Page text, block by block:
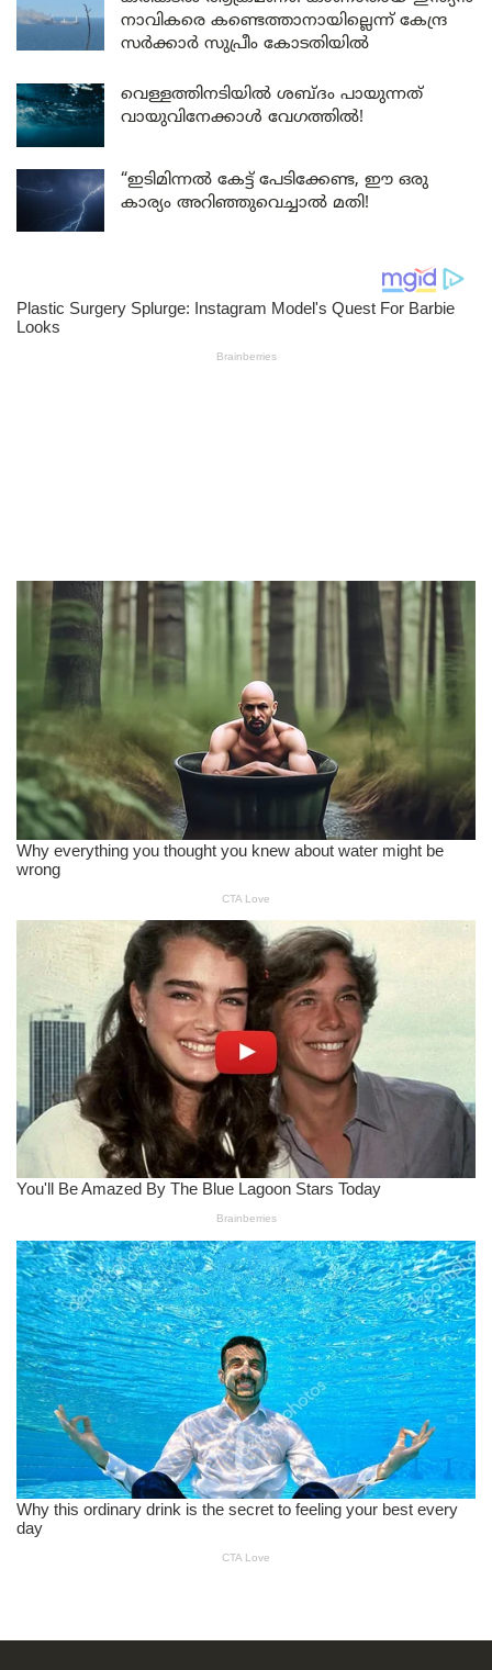
നാവികരെ കണ്ടെത്താനായില്ലെന്ന് കേന്ദ്ര
സർക്കാർ സുപ്രീം കോടതിയിൽ
വെള്ളത്തിനടിയിൽ ശബ്ദം പായുന്നത്
വായുവിനേക്കാൾ വേഗത്തിൽ!
“ഇടിമിന്നൽ കേട്ട് പേടിക്കേണ്ട, ഈ ഒരു
കാര്യം അറിഞ്ഞുവെച്ചാൽ മതി!